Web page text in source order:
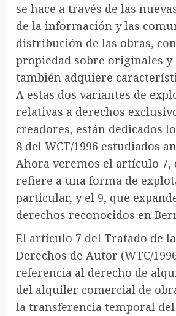
se hace a través de las
de la información y las
distribución de las obras,
propiedad sobre originales y
también adquiere
A estas dos variantes de
relativas a derechos
creadores, están dedicados
8 del WCT/1996 estudiados
Ahora veremos el artículo 7,
refiere a una forma de
particular, y el 9, que
derechos reconocidos en
El artículo 7 del Tratado de
Derechos de Autor (WTC/
referencia al derecho de
del alquiler comercial de
la transferencia temporal